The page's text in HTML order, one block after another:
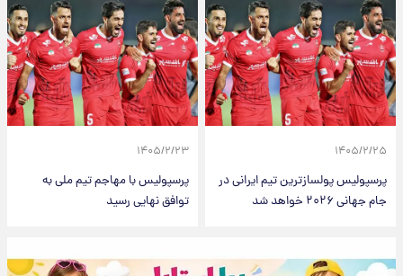
۱۴۰۵/۲/۲۵
پرسپولیس پولسازترین تیم ایرانی در
جام جهانی ۲۰۲۶ خواهد شد
۱۴۰۵/۲/۲۳
پرسپولیس با مهاجم تیم ملی به
توافق نهایی رسید